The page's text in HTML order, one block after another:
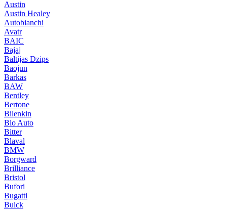
Austin
Austin Healey
Autobianchi
Avatr
BAIC
Bajaj
Baltijas Dzips
Baojun
Barkas
BAW
Bentley
Bertone
Bilenkin
Bio Auto
Bitter
Blaval
BMW
Borgward
Brilliance
Bristol
Bufori
Bugatti
Buick